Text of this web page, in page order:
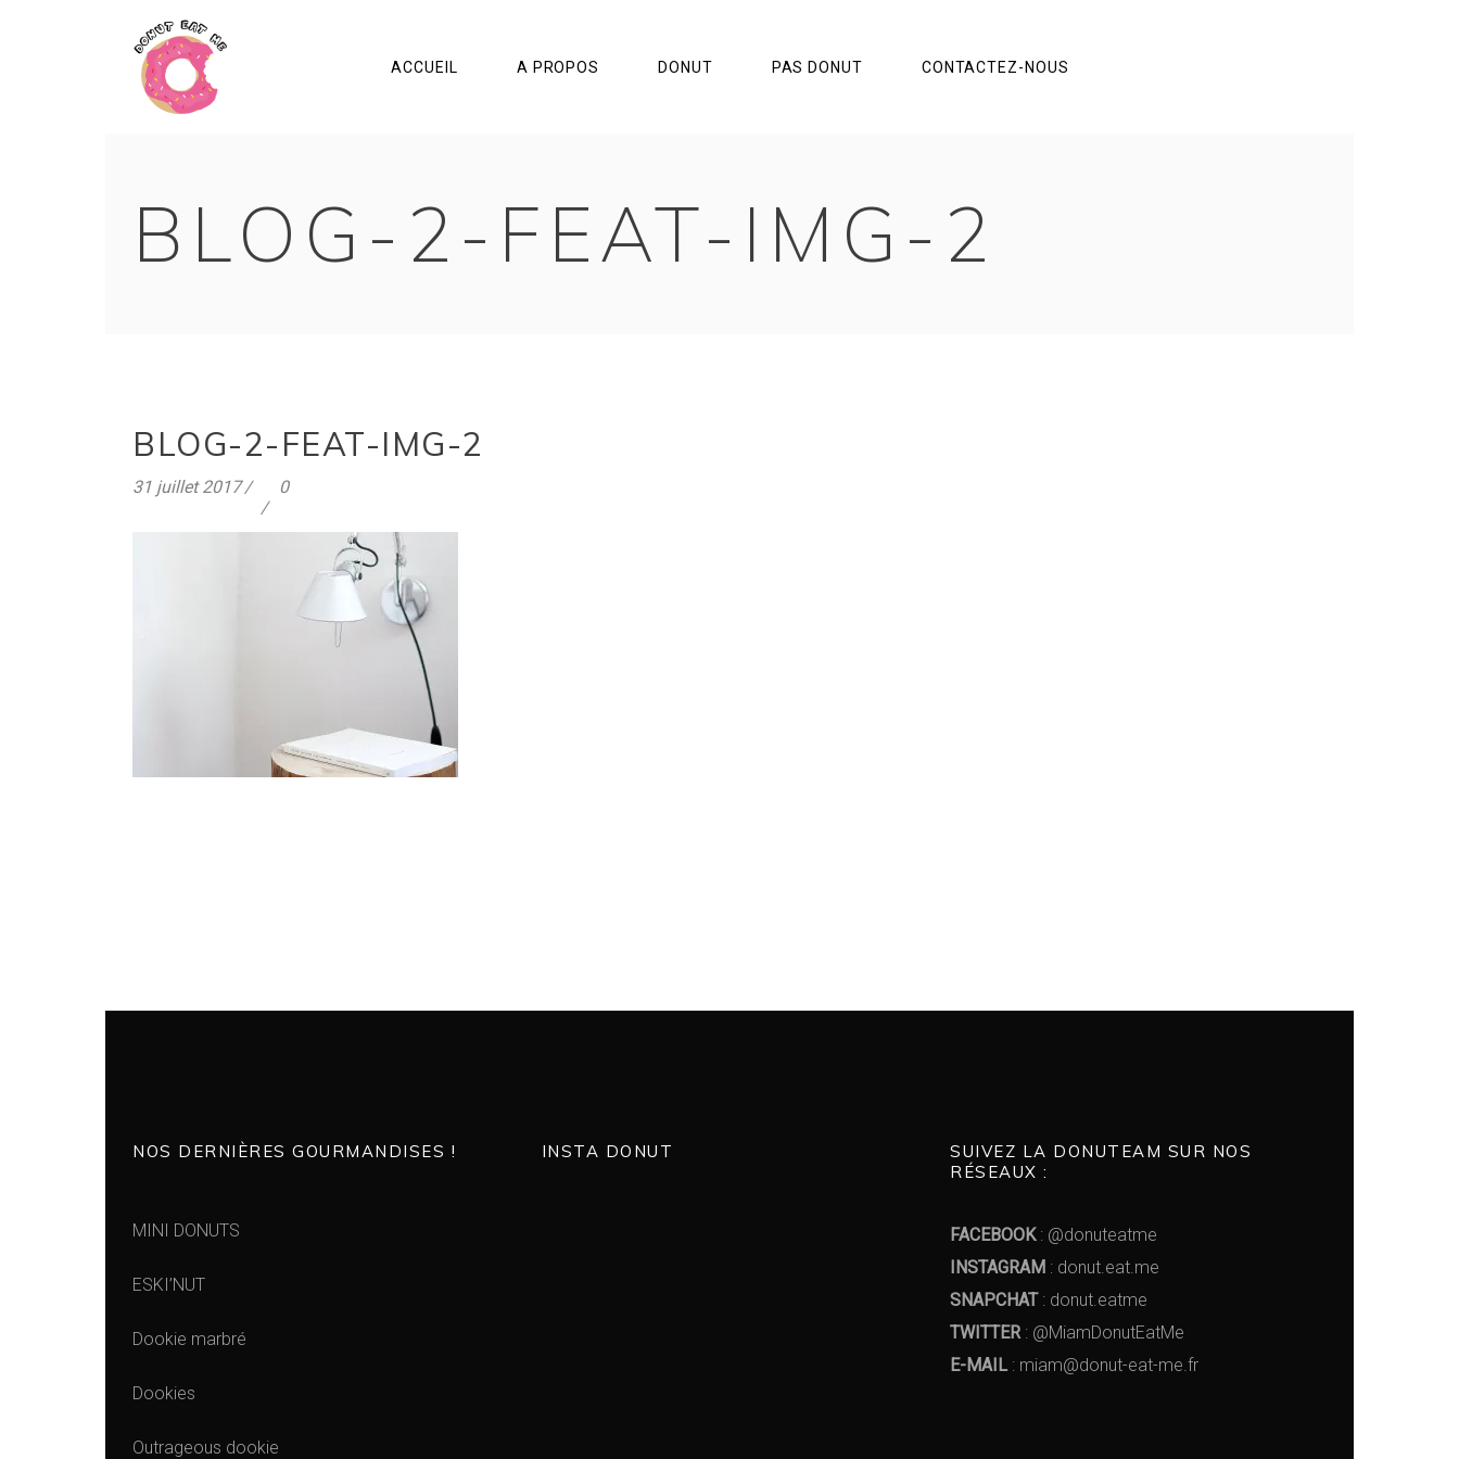
ACCUEIL A PROPOS DONUT PAS DONUT CONTACTEZ-NOUS
BLOG-2-FEAT-IMG-2
BLOG-2-FEAT-IMG-2
31 juillet 2017 0
NOS DERNIÈRES GOURMANDISES !
MINI DONUTS
ESKI’NUT
Dookie marbré
Dookies
Outrageous dookie
INSTA DONUT
SUIVEZ LA DONUTEAM SUR NOS
RÉSEAUX :
FACEBOOK: @donuteatme
INSTAGRAM : donut.eat.me
SNAPCHAT: donut.eatme
TWITTER: @MiamDonutEatMe
E-MAIL: miam@donut-eat-me.fr